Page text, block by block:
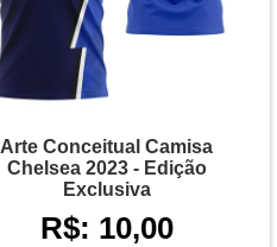
Arte Conceitual Camisa
Chelsea 2023 - Edição
Exclusiva
R$: 10,00